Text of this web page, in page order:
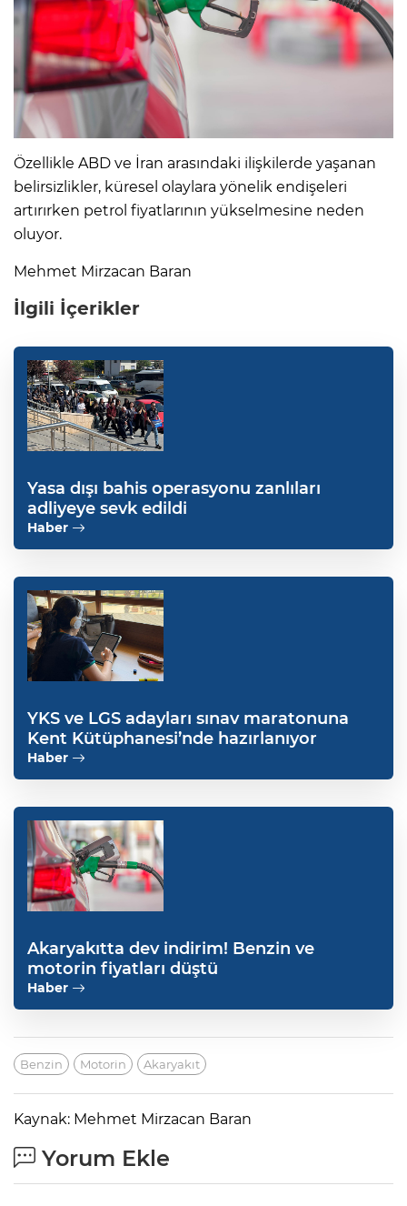
Özellikle ABD ve İran arasındaki ilişkilerde yaşanan
belirsizlikler, küresel olaylara yönelik endişeleri
artırırken petrol fiyatlarının yükselmesine neden
oluyor.
Mehmet Mirzacan Baran
İlgili İçerikler
Yasa dışı bahis operasyonu zanlıları
adliyeye sevk edildi
Haber
YKS ve LGS adayları sınav maratonuna
Kent Kütüphanesi’nde hazırlanıyor
Haber
Akaryakıtta dev indirim! Benzin ve
motorin fiyatları düştü
Haber
Benzin Motorin Akaryakıt
Kaynak: Mehmet Mirzacan Baran
Yorum Ekle